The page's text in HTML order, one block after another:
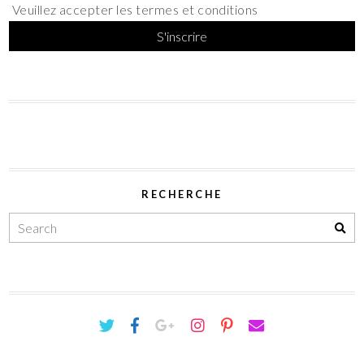
Veuillez accepter les termes et conditions
RECHERCHE